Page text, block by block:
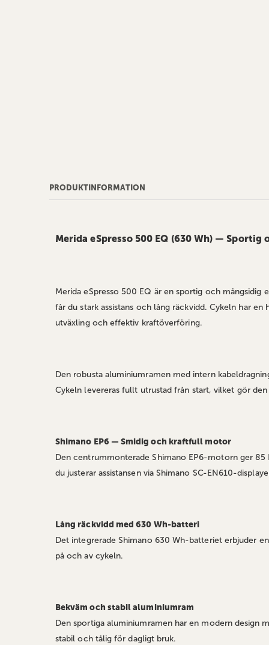
PRODUKTINFORMATION
Merida eSpresso 500 EQ (630 Wh) —
Merida eSpresso 500 EQ är en sportig och
får du stark assistans och lång räckvidd. Cykeln har
utväxling och effektiv kraftöverföring.
Den robusta aluminiumramen med intern
Cykeln levereras fullt utrustad från start, vilket gör
Shimano EP6 — Smidig och kraftfull motor
Den centrummonterade Shimano EP6-motorn ger
du justerar assistansen via Shimano SC-EN610-
Lång räckvidd med 630 Wh-batteri
Det integrerade Shimano 630 Wh-batteriet erbjuder
på och av cykeln.
Bekväm och stabil aluminiumram
Den sportiga aluminiumramen har en modern design
stabil och tålig för dagligt bruk.